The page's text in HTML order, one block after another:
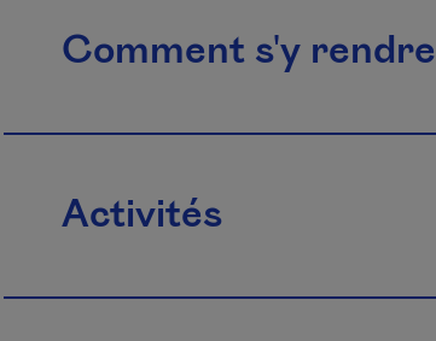
Comment s'y rendre
Activités